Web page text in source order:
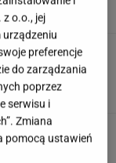
w 3. pytaniu
życie
Zwłaszcza latem
o.o., jej
urządzeniu
preferencje
do zarządzania
poprzez
serwisu i
Zmiana
pomocą ustawień